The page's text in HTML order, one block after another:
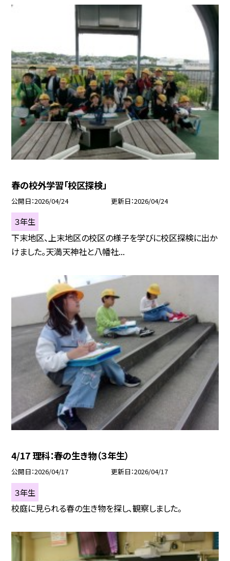
春の校外学習「校区探検」
公開日 2026/04/24 更新日 2026/04/24
３年生
下末地区、上末地区の校区の様子を学びに校区探検に出か
けました。天満天神社と八幡社...
4/17 理科：春の生き物（３年生）
公開日 2026/04/17 更新日 2026/04/17
３年生
校庭に見られる春の生き物を探し、観察しました。